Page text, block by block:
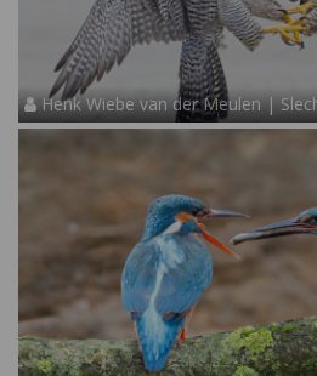
Henk Wiebe van der Meulen |